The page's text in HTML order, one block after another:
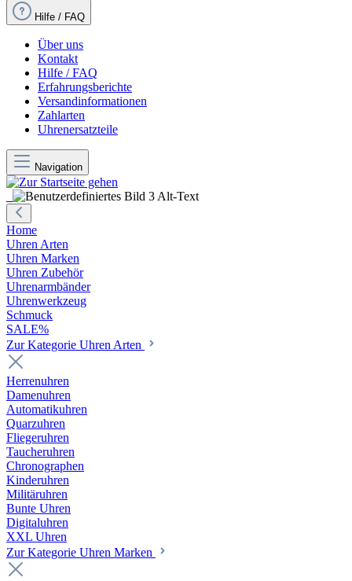
Hilfe / FAQ
Über uns
Kontakt
Hilfe / FAQ
Erfahrungsberichte
Versandinformationen
Zahlarten
Uhrenersatzteile
Navigation
Home
Uhren Arten
Uhren Marken
Uhren Zubehör
Uhrenarmbänder
Uhrenwerkzeug
Schmuck
SALE%
Zur Kategorie Uhren Arten
Herrenuhren
Damenuhren
Automatikuhren
Quarzuhren
Fliegeruhren
Taucheruhren
Chronographen
Kinderuhren
Militäruhren
Bunte Uhren
Digitaluhren
XXL Uhren
Zur Kategorie Uhren Marken